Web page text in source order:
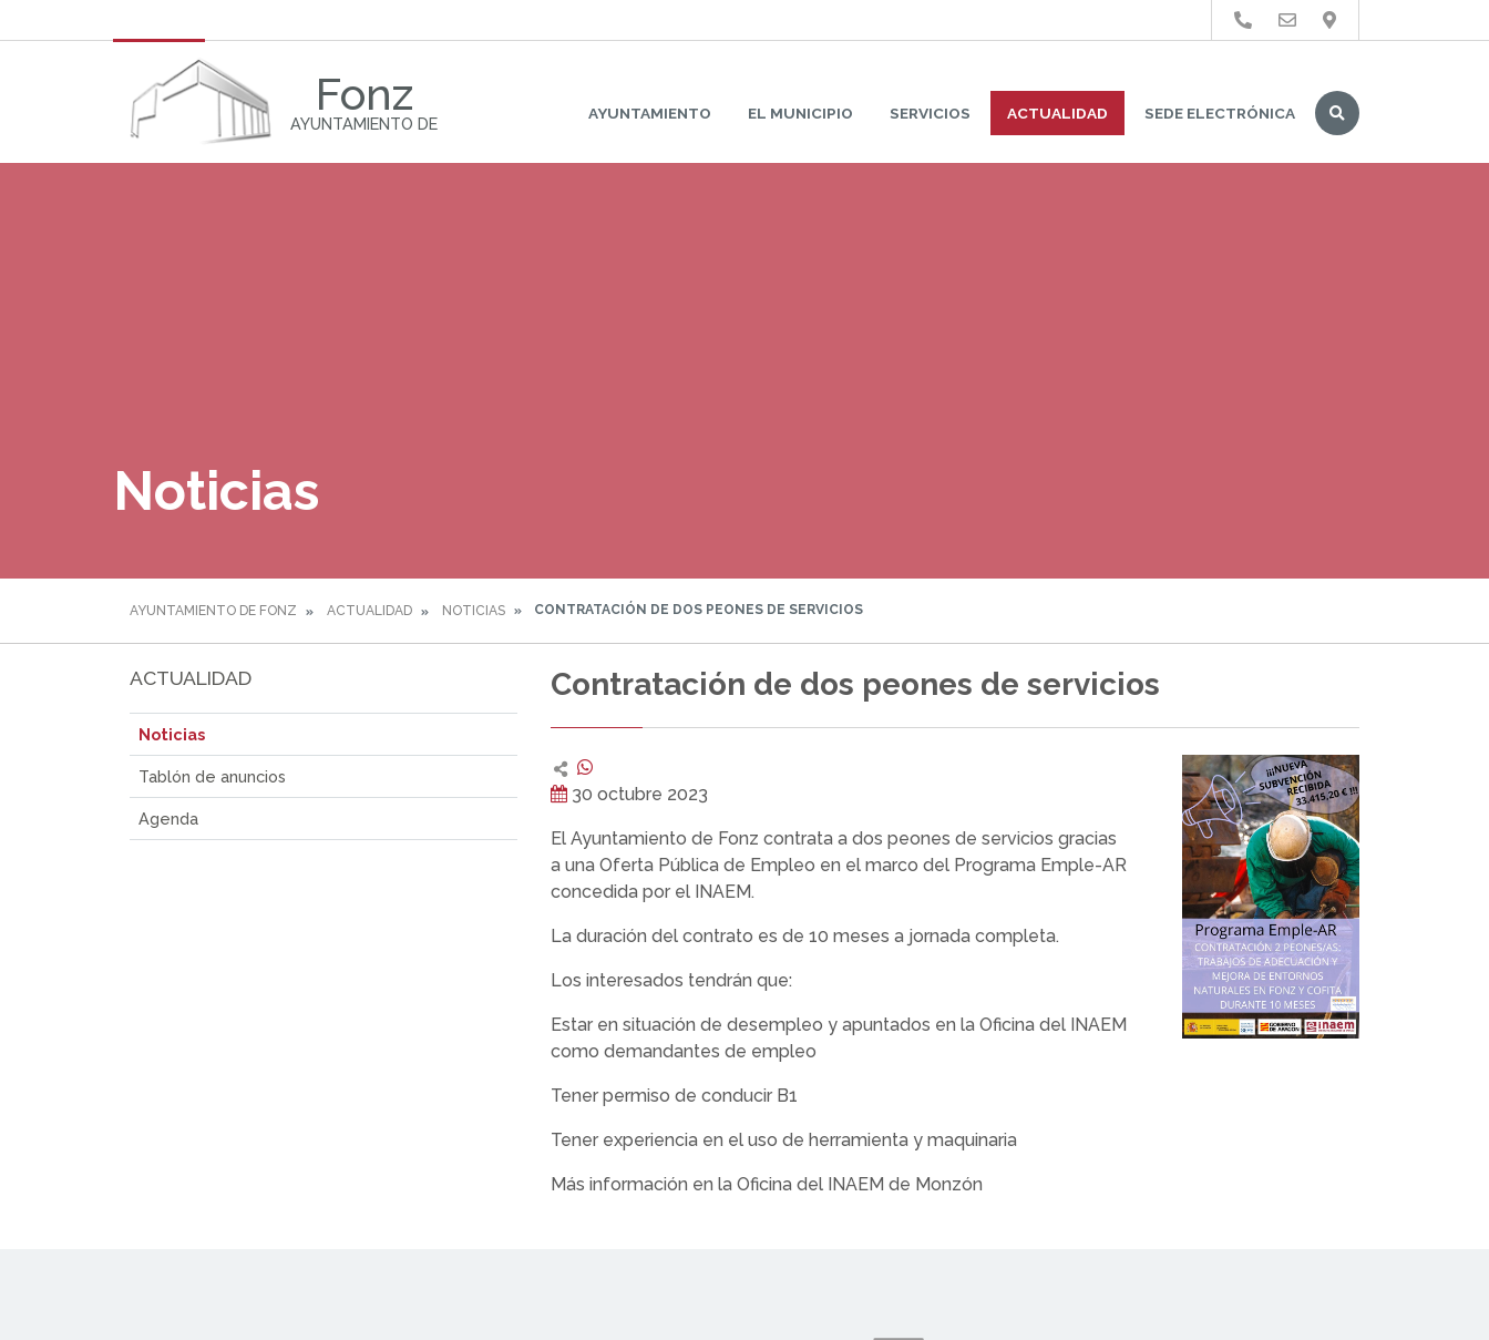
Fonz
AYUNTAMIENTO DE
AYUNTAMIENTO EL MUNICIPIO SERVICIOS ACTUALIDAD SEDE ELECTRÓNICA
Buscar
Noticias
AYUNTAMIENTO DE FONZ ACTUALIDAD NOTICIAS CONTRATACIÓN DE DOS PEONES DE SERVICIOS
ACTUALIDAD
Noticias
Tablón de anuncios
Agenda
Contratación de dos peones de servicios
30 octubre 2023
El Ayuntamiento de Fonz contrata a dos peones de servicios gracias
a una Oferta Pública de Empleo en el marco del Programa Emple-AR
concedida por el INAEM.
La duración del contrato es de 10 meses a jornada completa.
Los interesados tendrán que:
Estar en situación de desempleo y apuntados en la Oficina del INAEM
como demandantes de empleo
Tener permiso de conducir B1
Tener experiencia en el uso de herramienta y maquinaria
Más información en la Oficina del INAEM de Monzón